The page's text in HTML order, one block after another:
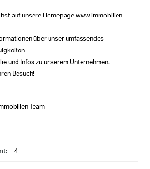
auf unsere Homepage www.immobilien-
über unser umfassendes
und Infos zu unserem Unternehmen.
Besuch!
Team
4